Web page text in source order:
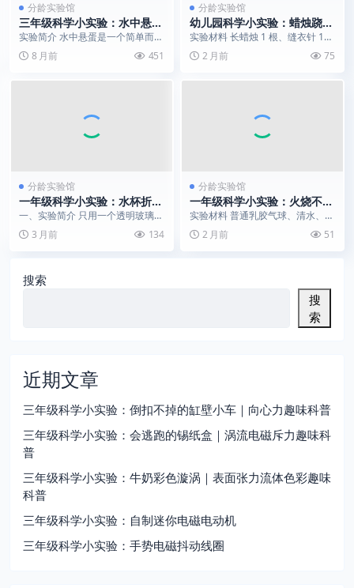
分龄实验馆
三年级科学小实验：水中悬蛋
| 安全不脏手，神奇密度看得
见
实验简介 水中悬蛋是一个简单而神
奇的物理实验，通过让鸡蛋在不同
密度的液体中悬浮，...
8 月前 451
分龄实验馆
幼儿园科学小实验：蜡烛跷跷
板｜杠杆平衡现象演示
实验材料 长蜡烛 1 根、缝衣针 1
根、打火机 1 个、玻璃杯 2 个 实
验步...2 月前 75
分龄实验馆
一年级科学小实验：水杯折射
｜解锁光的 “变魔术” 魔法
一、实验简介 只用一个透明玻璃杯
和一杯清水，就能同时上演两种神
奇的视觉魔术：透过...
3 月前 134
分龄实验馆
一年级科学小实验：火烧不破
的水气球｜比热容隔热魔法
实验材料 普通乳胶气球、清水、蜡
烛、打火机 实验步骤 点燃蜡烛，
拿没有装水的空气...
2 月前 51
搜索
搜
索
近期文章
三年级科学小实验：倒扣不掉的缸壁小车｜向心力趣味科普
三年级科学小实验：会逃跑的锡纸盒｜涡流电磁斥力趣味科
普
三年级科学小实验：牛奶彩色漩涡｜表面张力流体色彩趣味
科普
三年级科学小实验：自制迷你电磁电动机
三年级科学小实验：手势电磁抖动线圈